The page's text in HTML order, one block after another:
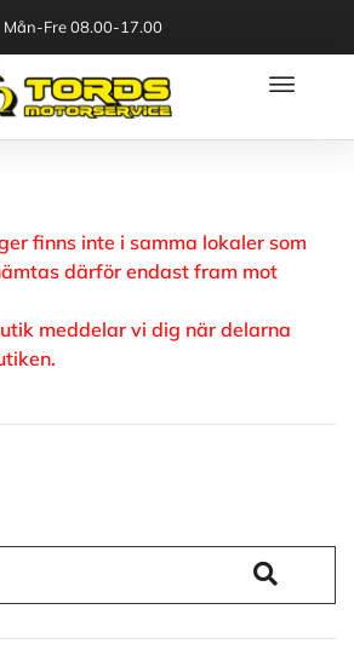
Mån-Fre 08.00-17.00
finns inte i samma lokaler som
därför endast fram mot
meddelar vi dig när delarna